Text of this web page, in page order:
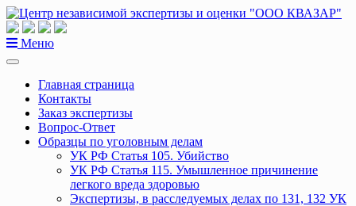
Перейти
к
содержанию
Меню
Главная страница
Контакты
Заказ экспертизы
Вопрос-Ответ
Образцы по уголовным делам
УК РФ Статья 105. Убийство
УК РФ Статья 115. Умышленное причинение
легкого вреда здоровью
Экспертизы, в расследуемых делах по 131, 132 УК